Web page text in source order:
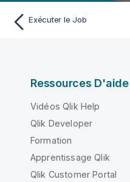
Exécuter le Job
Ressources D'aide
Vidéos Qlik Help
Qlik Developer
Formation
Apprentissage Qlik
Qlik Customer Portal